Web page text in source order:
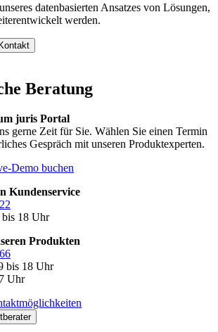
datenbasierten Ansatzes von Lösungen,
werden.
Beratung
juris Portal
gerne Zeit für Sie. Wählen Sie einen Termin
Gespräch mit unseren Produktexperten.
Demo buchen
Kundenservice
18 Uhr
Produkten
bis 18 Uhr
Uhr